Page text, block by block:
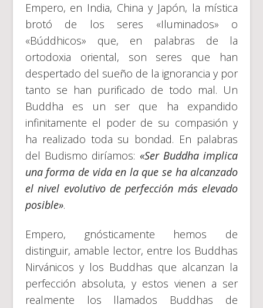
Empero, en India, China y Japón, la mística
brotó de los seres «Iluminados» o
«Búddhicos» que, en palabras de la
ortodoxia oriental, son seres que han
despertado del sueño de la ignorancia y por
tanto se han purificado de todo mal. Un
Buddha es un ser que ha expandido
infinitamente el poder de su compasión y
ha realizado toda su bondad. En palabras
del Budismo diríamos: «Ser Buddha implica
una forma de vida en la que se ha alcanzado
el nivel evolutivo de perfección más elevado
posible».
Empero, gnósticamente hemos de
distinguir, amable lector, entre los Buddhas
Nirvánicos y los Buddhas que alcanzan la
perfección absoluta, y estos vienen a ser
realmente los llamados Buddhas de